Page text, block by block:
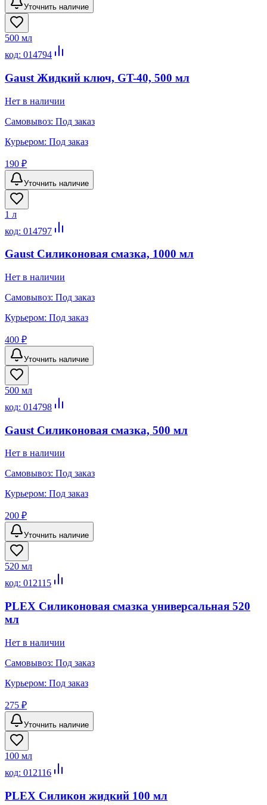
Уточнить наличие
500 мл
код: 014794
Gaust Жидкий ключ, GT-40, 500 мл
Нет в наличии
Самовывоз: Под заказ
Курьером: Под заказ
190 ₽
Уточнить наличие
1 л
код: 014797
Gaust Силиконовая смазка, 1000 мл
Нет в наличии
Самовывоз: Под заказ
Курьером: Под заказ
400 ₽
Уточнить наличие
500 мл
код: 014798
Gaust Силиконовая смазка, 500 мл
Нет в наличии
Самовывоз: Под заказ
Курьером: Под заказ
200 ₽
Уточнить наличие
520 мл
код: 012115
PLEX Cиликоновая смазка универсальная 520
мл
Нет в наличии
Самовывоз: Под заказ
Курьером: Под заказ
275 ₽
Уточнить наличие
100 мл
код: 012116
PLEX Силикон жидкий 100 мл